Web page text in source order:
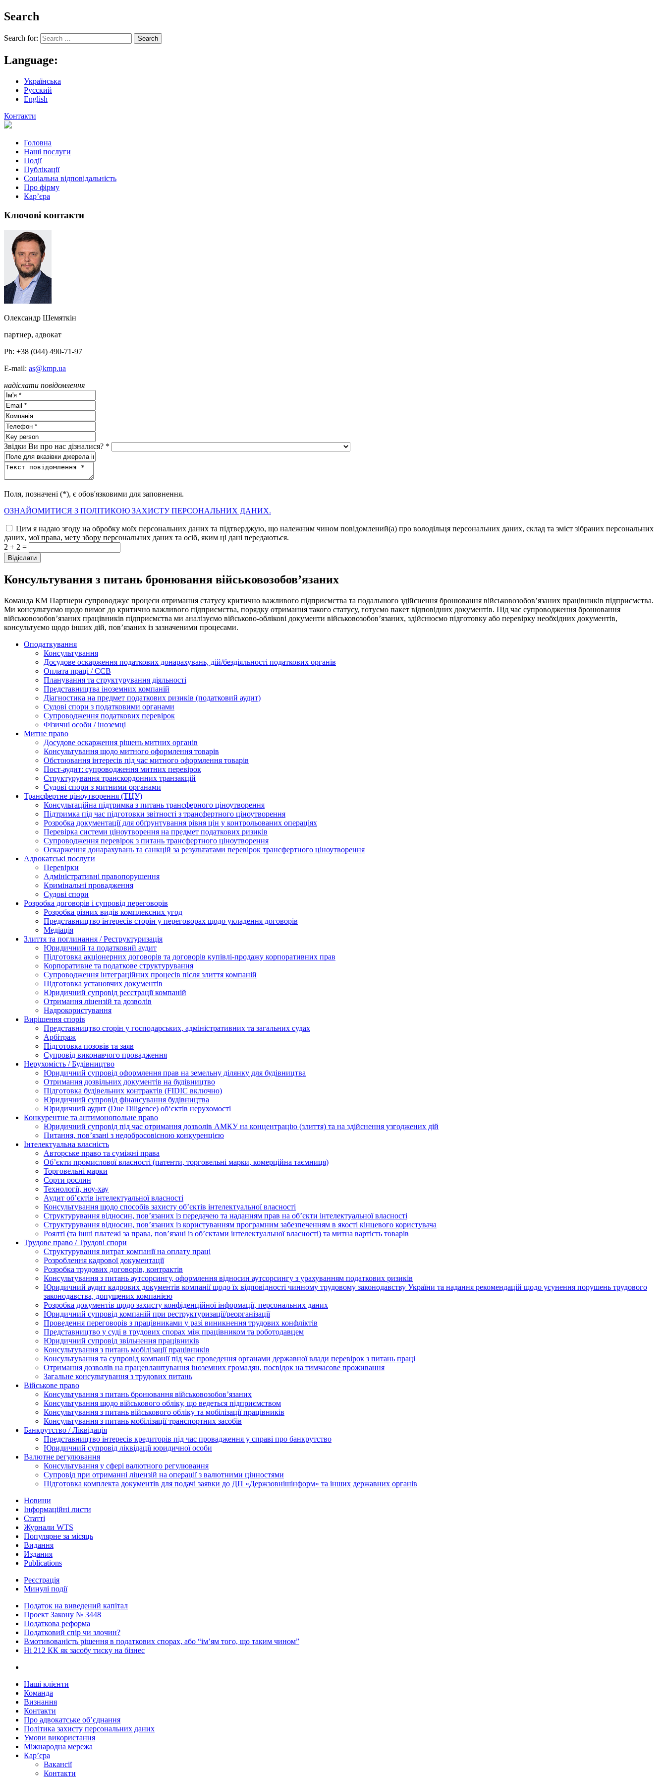
Search
Search for:
Language:
Українська
Русский
English
Контакти
Головна
Наші послуги
Події
Публікації
Соціальна відповідальність
Про фiрму
Кар’єра
Ключові контакти
Олександр Шемяткін
партнер, адвокат
Ph: +38 (044) 490-71-97
E-mail: as@kmp.ua
надіслати повідомлення
Звідки Ви про нас дізналися? *
Поля, позначені (*), є обов'язковими для заповнення.
ОЗНАЙОМИТИСЯ З ПОЛІТИКОЮ ЗАХИСТУ ПЕРСОНАЛЬНИХ ДАНИХ.
Цим я надаю згоду на обробку моїх персональних даних та підтверджую, що належним чином повідомлений(а) про володільця персональних даних, склад та зміст зібраних персональних
даних, мої права, мету збору персональних даних та осіб, яким ці дані передаються.
2 + 2 =
Консультування з питань бронювання військовозобов’язаних
Команда КМ Партнери супроводжує процеси отримання статусу критично важливого підприємства та подальшого здійснення бронювання військовозобов’язаних працівників підприємства.
Ми консультуємо щодо вимог до критично важливого підприємства, порядку отримання такого статусу, готуємо пакет відповідних документів. Під час супроводження бронювання
військовозобов’язаних працівників підприємства ми аналізуємо військово-облікові документи військовозобов’язаних, здійснюємо підготовку або перевірку необхідних документів,
консультуємо щодо інших дій, пов’язаних із зазначеними процесами.
Оподаткування
Консультування
Досудове оскарження податкових донарахувань, дій/бездіяльності податкових органів
Оплата праці / ЄСВ
Планування та структурування діяльності
Представництва іноземних компаній
Діагностика на предмет податкових ризиків (податковий аудит)
Судові спори з податковими органами
Супроводження податкових перевірок
Фізичні особи / іноземці
Митне право
Досудове оскарження рішень митних органів
Консультування щодо митного оформлення товарів
Обстоювання інтересів під час митного оформлення товарів
Пост-аудит: супроводження митних перевірок
Структурування транскордонних транзакцій
Судові спори з митними органами
Трансфертне ціноутворення (ТЦУ)
Консультаційна підтримка з питань трансферного ціноутворення
Підтримка під час підготовки звітності з трансфертного ціноутворення
Розробка документації для обґрунтування рівня цін у контрольованих операціях
Перевірка системи ціноутворення на предмет податкових ризиків
Супроводження перевірок з питань трансфертного ціноутворення
Оскарження донарахувань та санкцій за результатами перевірок трансфертного ціноутворення
Адвокатські послуги
Перевірки
Адміністративні правопорушення
Кримінальні провадження
Судові спори
Розробка договорів і супровід переговорів
Розробка різних видів комплексних угод
Представництво інтересів сторін у переговорах щодо укладення договорів
Медіація
Злиття та поглинання / Реструктуризація
Юридичний та податковий аудит
Підготовка акціонерних договорів та договорів купівлі-продажу корпоративних прав
Корпоративне та податкове структурування
Супроводження інтеграційних процесів після злиття компаній
Підготовка установчих документів
Юридичний супровід реєстрації компаній
Отримання ліцензій та дозволів
Надрокористування
Вирішення спорів
Представництво сторін у господарських, адміністративних та загальних судах
Арбітраж
Підготовка позовів та заяв
Супровід виконавчого провадження
Нерухомість / Будівництво
Юридичний супровід оформлення прав на земельну ділянку для будівництва
Отримання дозвільних документів на будівництво
Підготовка будівельних контрактів (FIDIC включно)
Юридичний супровід фінансування будівництва
Юридичний аудит (Due Diligence) об‘єктів нерухомості
Конкурентне та антимонопольне право
Юридичний супровід під час отримання дозволів АМКУ на концентрацію (злиття) та на здійснення узгоджених дій
Питання, пов’язані з недобросовісною конкуренцією
Інтелектуальна власність
Авторське право та суміжні права
Oб’єкти промислової власності (патенти, торговельні марки, комерційна таємниця)
Торговельні марки
Сорти рослин
Технології, ноу-хау
Аудит об’єктів інтелектуальної власності
Консультування щодо способів захисту об’єктів інтелектуальної власності
Структурування відносин, пов’язаних із передачею та наданням прав на об’єкти інтелектуальної власності
Структурування відносин, пов’язаних із користуванням програмним забезпеченням в якості кінцевого користувача
Роялті (та інші платежі за права, пов’язані із об’єктами інтелектуальної власності) та митна вартість товарів
Трудове право / Трудові спори
Cтруктурування витрат компанії на оплату праці
Розроблення кадрової документації
Розробка трудових договорів, контрактів
Консультування з питань аутсорсингу, оформлення відносин аутсорсингу з урахуванням податкових ризиків
Юридичний аудит кадрових документів компанії щодо їх відповідності чинному трудовому законодавству України та надання рекомендацій щодо усунення порушень трудового
законодавства, допущених компанією
Розробка документів щодо захисту конфіденційної інформації, персональних даних
Юридичний супровід компаній при реструктуризації/реорганізації
Проведення переговорів з працівниками у разі виникнення трудових конфліктів
Представництво у суді в трудових спорах між працівником та роботодавцем
Юридичний супровід звільнення працівників
Консультування з питань мобілізації працівників
Консультування та супровід компанії під час проведення органами державної влади перевірок з питань праці
Отримання дозволів на працевлаштування іноземних громадян, посвідок на тимчасове проживання
Загальне консультування з трудових питань
Військове право
Консультування з питань бронювання військовозобов’язаних
Консультування щодо військового обліку, що ведеться підприємством
Консультування з питань військового обліку та мобілізації працівників
Консультування з питань мобілізації транспортних засобів
Банкрутство / Ліквідація
Представництво інтересів кредиторів під час провадження у справі про банкрутство
Юридичний супровід ліквідації юридичної особи
Валютне регулювання
Консультування у сфері валютного регулювання
Супровід при отриманні ліцензій на операції з валютними цінностями
Підготовка комплекта документів для подачі заявки до ДП «Держзовнішінформ» та інших державних органів
Новини
Інформаційні листи
Статті
Журнали WTS
Популярне за місяць
Видання
Издания
Publications
Реєстрація
Минулі події
Податок на виведений капітал
Проект Закону № 3448
Податкова реформа
Податковий спір чи злочин?
Вмотивованість рішення в податкових спорах, або “ім’ям того, що таким чином”
Ні 212 КК як засобу тиску на бізнес
Наші клієнти
Команда
Визнання
Контакти
Про адвокатське об’єднання
Політика захисту персональних даних
Умови використання
Міжнародна мережа
Кар’єра
Вакансії
Контакти